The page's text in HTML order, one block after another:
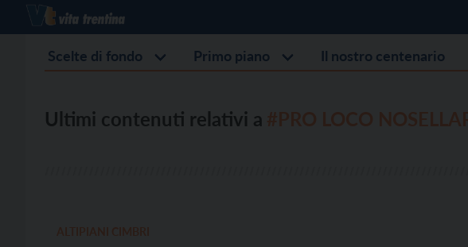
Scelte di fondo Primo piano Il nostro centenario
Ultimi contenuti relativi a